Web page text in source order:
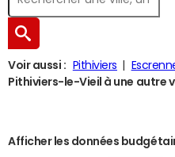
Voir aussi : Pithiviers
Pithiviers-le-Vieil à une autre
Afficher les données